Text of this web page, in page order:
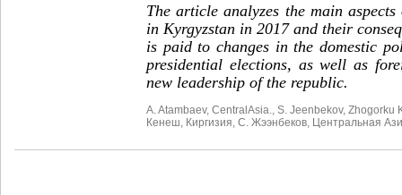
The article analyzes the main
in Kyrgyzstan in 2017 and their
is paid to changes in the domestic
presidential elections, as well as
new leadership of the republic.
A. Atambaev, CentralAsia. S. Jeenbekov, Zhogorku
Кенеш Киргизия С. Жээнбеков Центральная